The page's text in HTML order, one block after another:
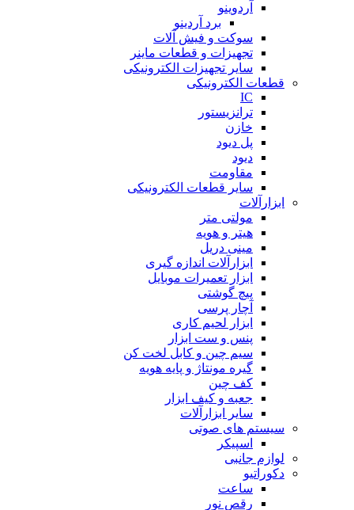
آردوینو
برد آردینو
سوکت و فیش آلات
تجهیزات و قطعات ماینر
سایر تجهیزات الکترونیکی
قطعات الکترونیکی
IC
ترانزیستور
خازن
پل دیود
دیود
مقاومت
سایر قطعات الکترونیکی
ابزارآلات
مولتی متر
هیتر و هویه
مینی دریل
ابزارآلات اندازه گیری
ابزار تعمیرات موبایل
پیچ گوشتی
آچار پرسی
ابزار لحیم کاری
پنس و ست ابزار
سیم چین و کابل لخت کن
گیره مونتاژ و پایه هویه
کف چین
جعبه و کیف ابزار
سایر ابزارآلات
سیستم های صوتی
اسپیکر
لوازم جانبی
دکوراتیو
ساعت
رقص نور